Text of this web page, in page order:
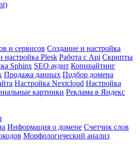
и сервисов Создание и настройка
настройка Plesk Работа с Api Скрипты
Sphinx SEO аудит Копирайтинг
Продажа данных Подбор домена
Настройка Nextcloud Настройка
картинки Реклама в Яндекс
Информация о домене Счетчик слов
Морфологический анализ